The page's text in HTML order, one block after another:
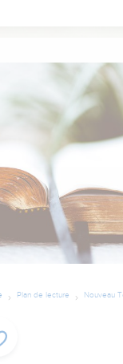
Plan de lecture Nouveau